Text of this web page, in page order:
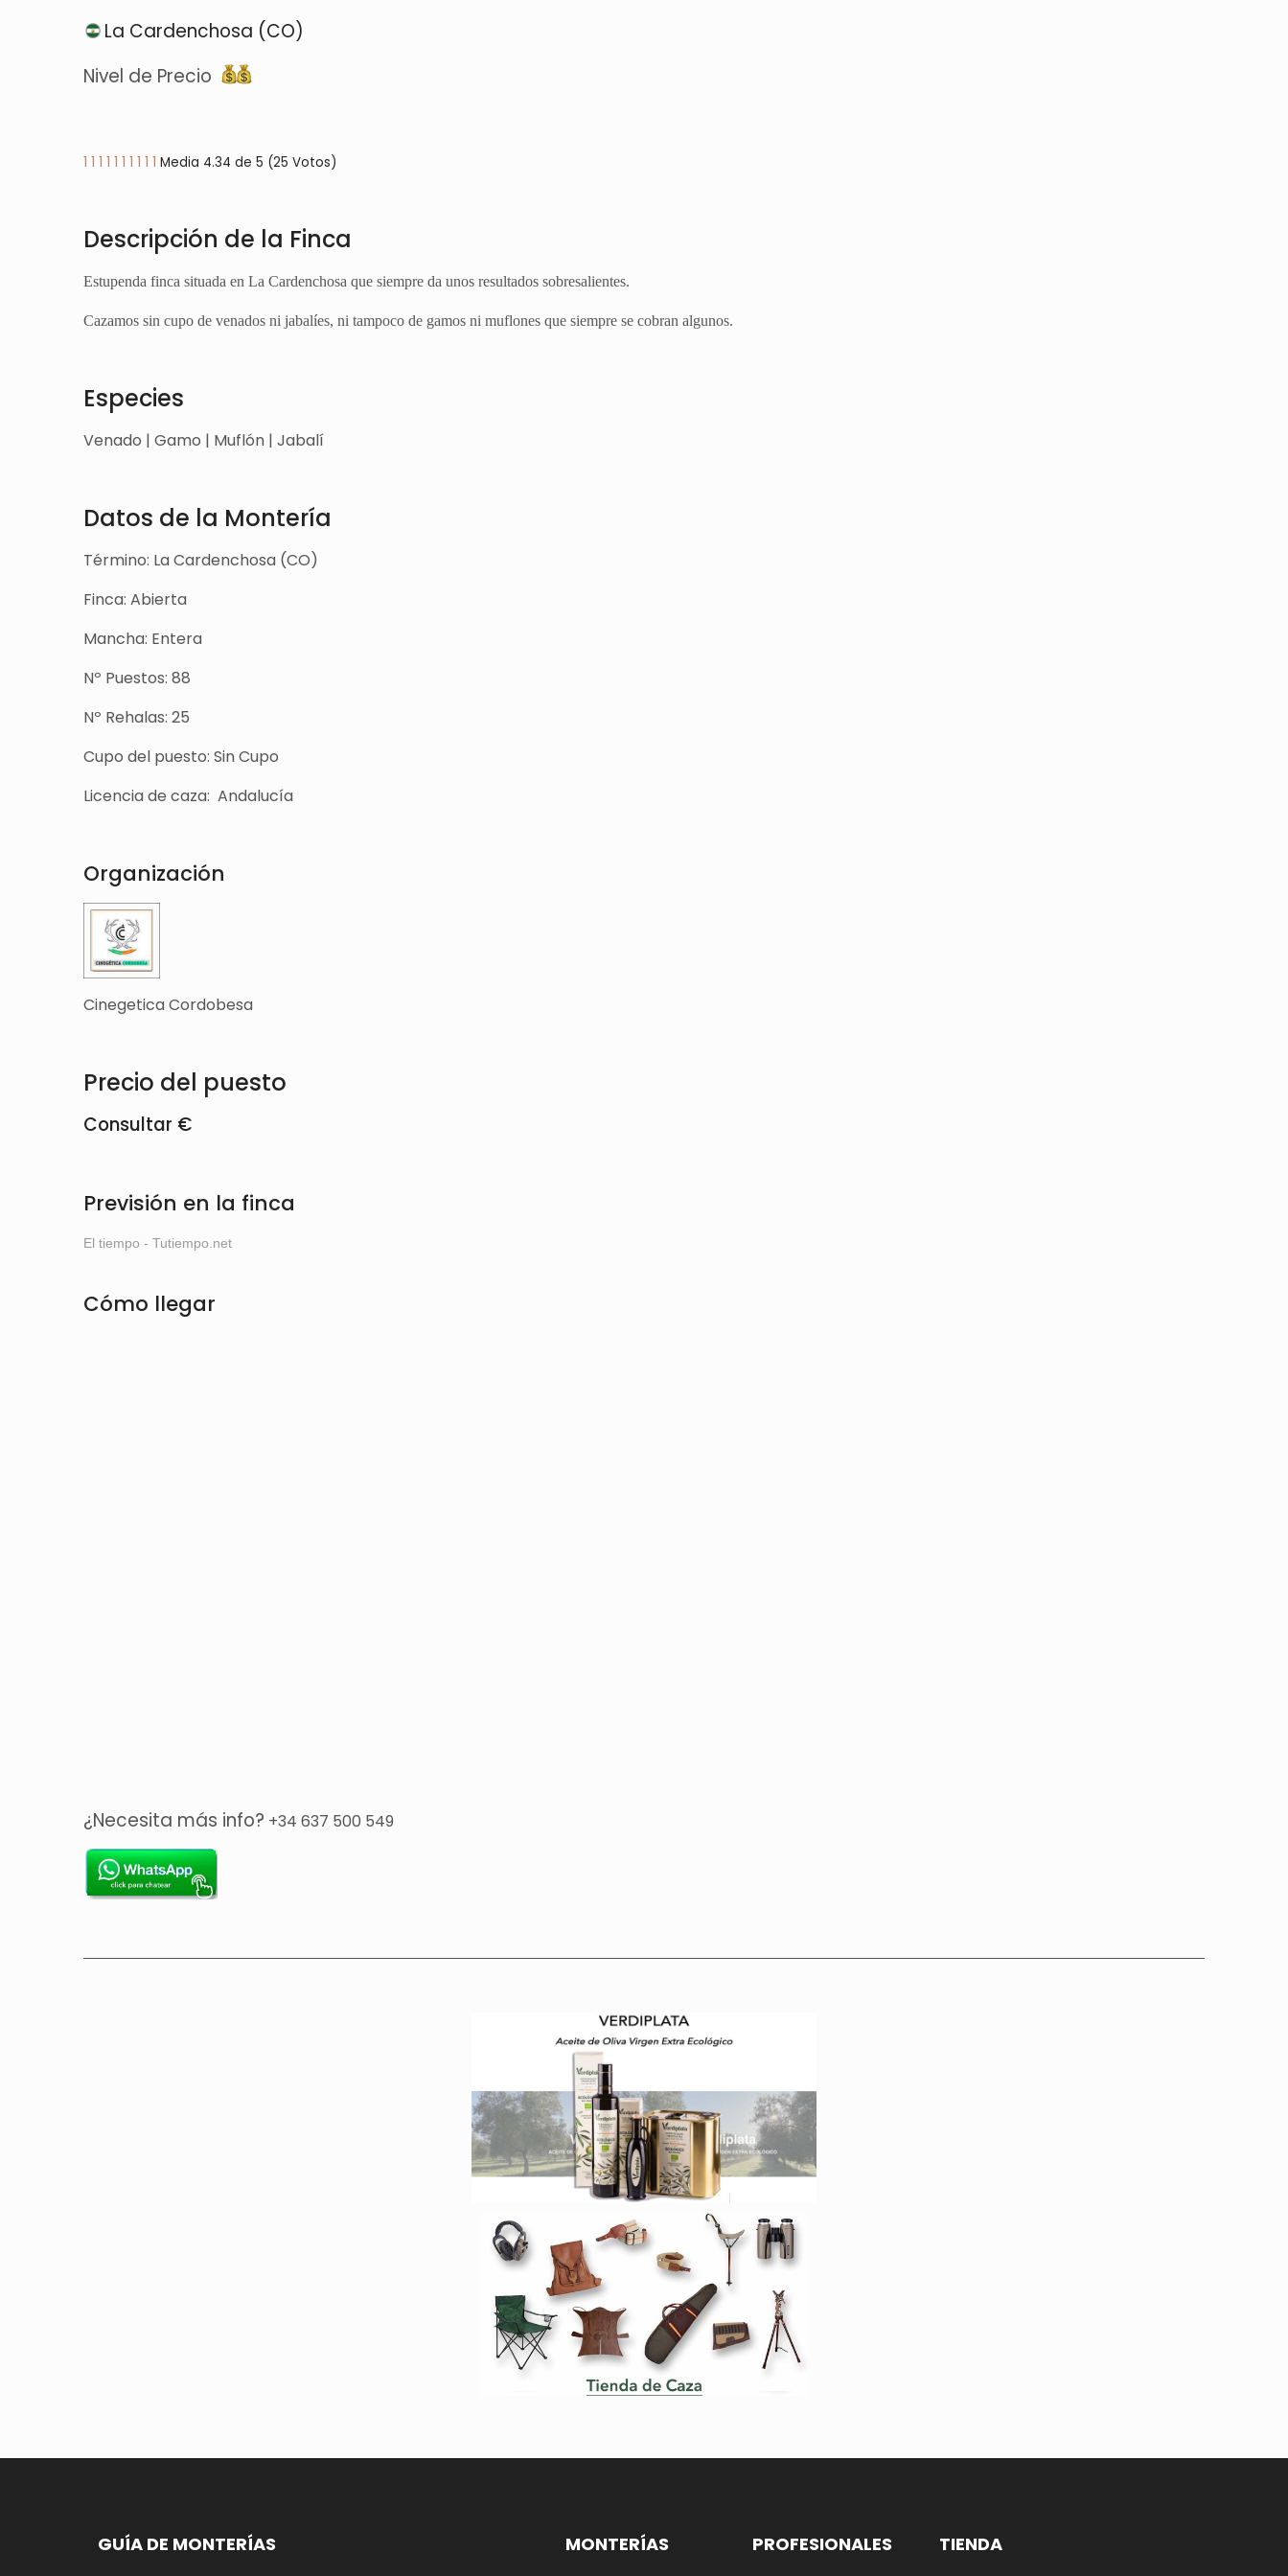
La Cardenchosa (CO)
Nivel de Precio
1 1 1 1 1 1 1 1 1 1 Media 4.34 de 5 (25 Votos)
Descripción de la Finca
Estupenda finca situada en La Cardenchosa que siempre da unos resultados sobresalientes.
Cazamos sin cupo de venados ni jabalíes, ni tampoco de gamos ni muflones que siempre se cobran algunos.
Especies
Venado | Gamo | Muflón | Jabalí
Datos de la Montería
Término: La Cardenchosa (CO)
Finca: Abierta
Mancha: Entera
Nº Puestos: 88
Nº Rehalas: 25
Cupo del puesto: Sin Cupo
Licencia de caza: Andalucía
Organización
Cinegetica Cordobesa
Precio del puesto
Consultar €
Previsión en la finca
El tiempo - Tutiempo.net
Cómo llegar
¿Necesita más info? +34 637 500 549
GUÍA DE MONTERÍAS MONTERÍAS PROFESIONALES TIENDA